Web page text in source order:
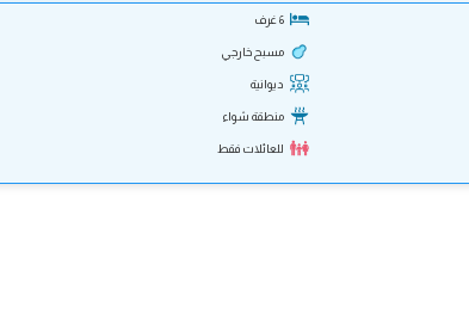
6 غرف
مسبح خارجي
ديوانية
منطقة شواء
للعائلات فقط